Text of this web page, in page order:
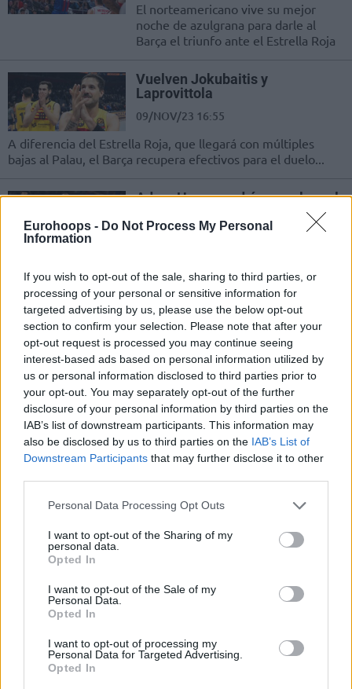
Eurohoops - Do Not Process My Personal
Information
If you wish to opt-out of the sale, sharing to third parties, or
processing of your personal or sensitive information for
targeted advertising by us, please use the below opt-out
section to confirm your selection. Please note that after your
opt-out request is processed you may continue seeing
interest-based ads based on personal information utilized by
us or personal information disclosed to third parties prior to
your opt-out. You may separately opt-out of the further
disclosure of your personal information by third parties on the
IAB’s list of downstream participants. This information may
also be disclosed by us to third parties on the IAB’s List of
Downstream Participants that may further disclose it to other
Please note that this website/app uses one or more Google
not limited to your visit or usage behaviour. You may click to
grant or deny consent to Google and its third-party tags to
use your data for below specified purposes in below Google
consent section.
Personal Data Processing Opt Outs
I want to opt-out of the Sharing of my
personal data.
Opted In
I want to opt-out of the Sale of my
Personal Data.
Opted In
I want to opt-out of processing my
Personal Data for Targeted Advertising.
Opted In
El norteamericano vive su mejor
noche de azulgrana para darle al
Barça el triunfo ante el Estrella Roja
Vuelven Jokubaitis y
Laprovittola
09/NOV/23 16:55
A diferencia del Estrella Roja, que llegará con múltiples
bajas al Palau, el Barça recupera efectivos para el duelo...
Adam Hanga podría no volver al
08/NOV/23 13:35
duda para el partido de este viernes
en Barcelona
Adam Hanga ya tiene nuevo
equipo: firma por Estrella Roja
12/JUL/23 14:02
El exjugador del Real Madrid jugará
bajo las órdenes de Dusko Ivanovic
en Serbia
El Real Madrid hace oficial la
salida de Adam Hanga
24/JUN/23 16:12
Tras dos temporadas de blanco, el
Real Madrid ha decidido no activar el
23/JUN/23 18:18